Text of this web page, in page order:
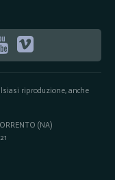
riproduzione, anche
(NA)